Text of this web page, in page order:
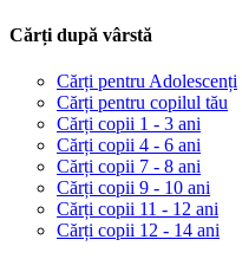
Cărți după vârstă
Cărți pentru Adolescenți
Cărți pentru copilul tău
Cărți copii 1 - 3 ani
Cărți copii 4 - 6 ani
Cărți copii 7 - 8 ani
Cărți copii 9 - 10 ani
Cărți copii 11 - 12 ani
Cărți copii 12 - 14 ani